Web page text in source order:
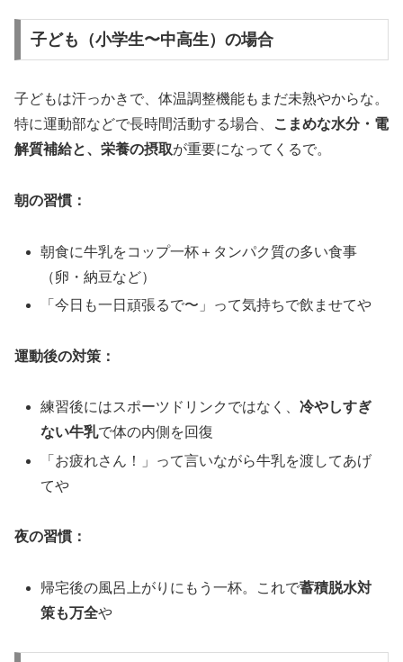
子ども（小学生〜中高生）の場合
子どもは汗っかきで、体温調整機能もまだ未熟やからな。
特に運動部などで長時間活動する場合、
こまめな水分・電
解質補給と、栄養の摂取が重要になってくるで。
朝の習慣：
朝食に牛乳をコップ一杯＋タンパク質の多い食事
（卵・納豆など）
「今日も一日頑張るで〜」って気持ちで飲ませてや
運動後の対策：
練習後にはスポーツドリンクではなく、冷やしすぎ
ない牛乳で体の内側を回復
「お疲れさん！」って言いながら牛乳を渡してあげ
てや
夜の習慣：
帰宅後の風呂上がりにもう一杯。これで蓄積脱水対
策も万全や